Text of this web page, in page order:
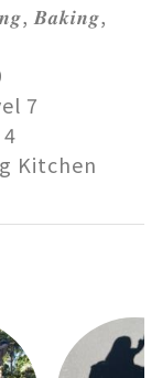
𝑩𝒂𝒌𝒊𝒏𝒈,
7
Kitchen